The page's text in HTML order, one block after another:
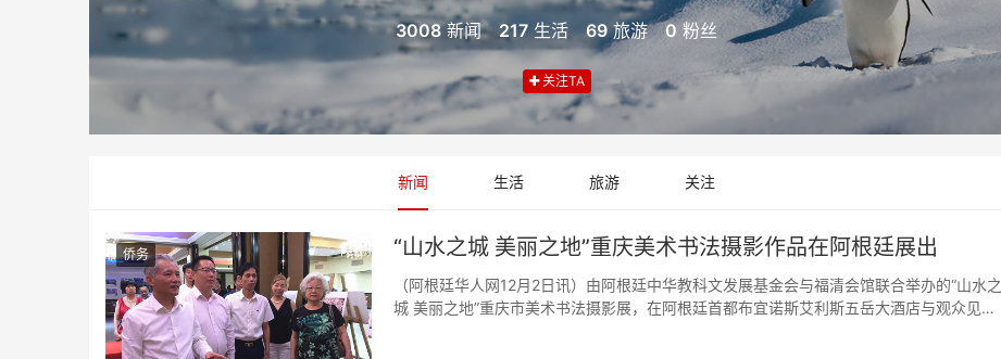
3008 新闻 217 生活 69 旅游 0 粉丝
关注TA
新闻 生活 旅游 关注
侨务 “山水之城 美丽之地”重庆美术书法摄影作品在阿根廷展出
（阿根廷华人网12月2日讯）由阿根廷中华教科文发展基金会与福清会馆联合举办的“山水之
城 美丽之地”重庆市美术书法摄影展，在阿根廷首都布宜诺斯艾利斯五岳大酒店与观众见